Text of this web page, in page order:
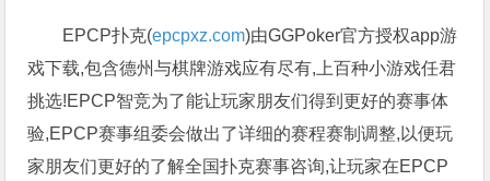
EPCP扑克(epcpxz.com)由GGPoker官方授权app游
戏下载,包含德州与棋牌游戏应有尽有,上百种小游戏任君
挑选!EPCP智竞为了能让玩家朋友们得到更好的赛事体
验,EPCP赛事组委会做出了详细的赛程赛制调整,以便玩
家朋友们更好的了解全国扑克赛事咨询,让玩家在EPCP